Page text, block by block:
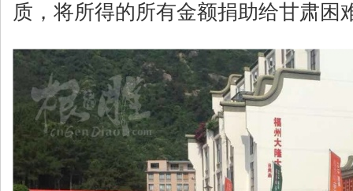
质，将所得的所有金额捐助给甘肃困